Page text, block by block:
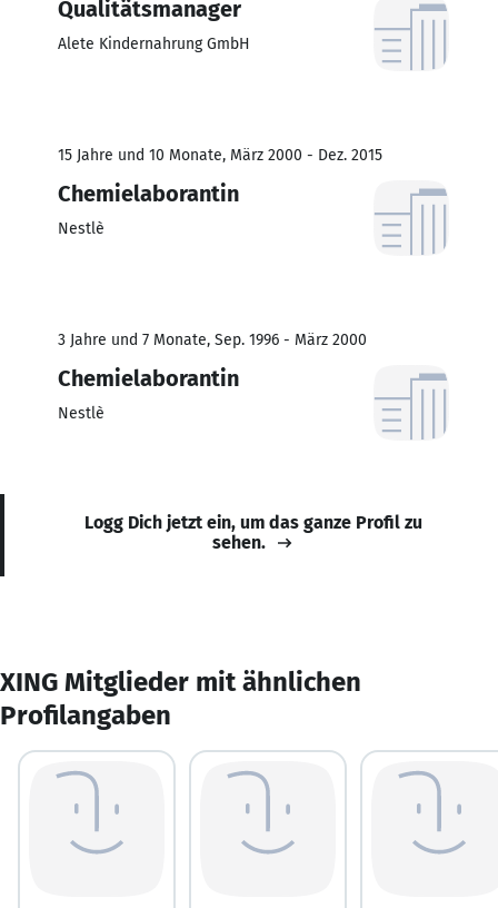
Qualitätsmanager
Alete Kindernahrung GmbH
15 Jahre und 10 Monate, März 2000 - Dez. 2015
Chemielaborantin
Nestlè
3 Jahre und 7 Monate, Sep. 1996 - März 2000
Chemielaborantin
Nestlè
Logg Dich jetzt ein, um das ganze Profil zu
sehen.
XING Mitglieder mit ähnlichen
Profilangaben